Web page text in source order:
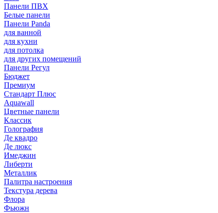
Панели ПВХ
Белые панели
Панели Panda
для ванной
для кухни
для потолка
для других помещений
Панели Регул
Бюджет
Премиум
Стандарт Плюс
Aquawall
Цветные панели
Классик
Голография
Де квадро
Де люкс
Имеджин
Либерти
Металлик
Палитра настроения
Текстура дерева
Флора
Фьюжн